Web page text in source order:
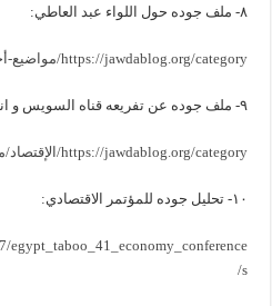
٨- ملف جوده حول اللواء عبد العاطي:
https://jawdablog.org/category/مواضيع-أخرى/البحث-العلمي-والإختراعات/
٩- ملف جوده عن تفريعه قناه السويس و انها دون عائد اقتصادي:
https://jawdablog.org/category/الإقتصاد/مشروع-السيسي-لقناه-السويس/
١٠- تحليل جوده للمؤتمر الاقتصادي:
s/